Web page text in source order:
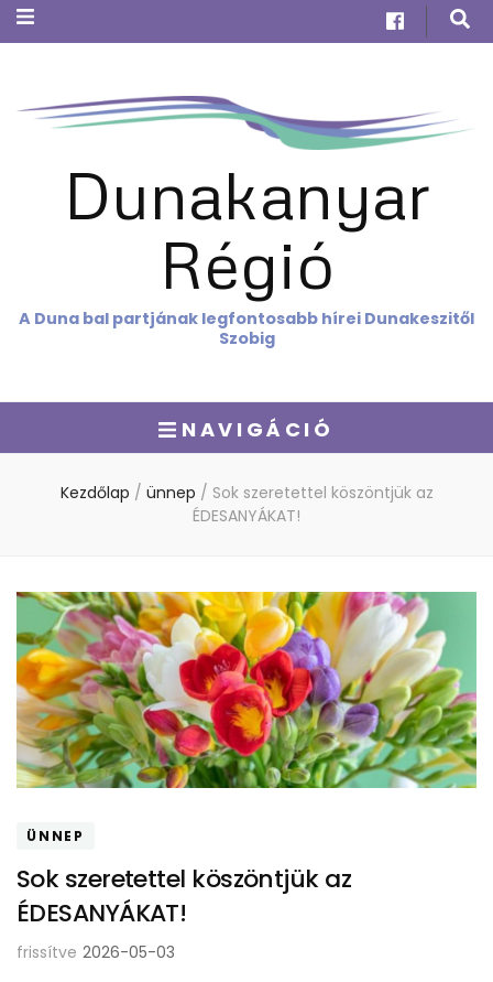
Dunakanyar
Régió
A Duna bal partjának legfontosabb hírei Dunakeszitől
Szobig
NAVIGÁCIÓ
Kezdőlap / ünnep / Sok szeretettel köszöntjük az
ÉDESANYÁKAT!
ÜNNEP
Sok szeretettel köszöntjük az
ÉDESANYÁKAT!
frissítve 2026-05-03